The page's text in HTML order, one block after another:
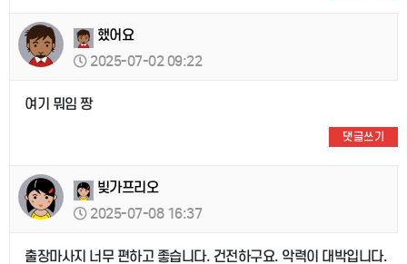
했어요
2025-07-02 09:22
여기 뭐임 짱
댓글쓰기
빚가프리오
2025-07-08 16:37
출장마사지 너무 편하고 좋습니다. 건전하구요. 악력이 대박입니다.